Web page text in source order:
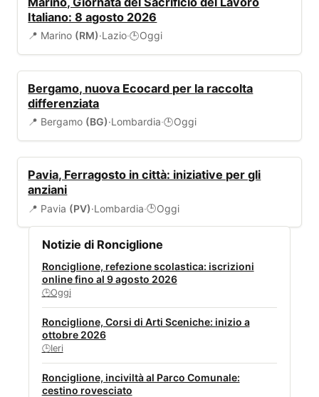
Italiano: 8 agosto 2026
📍 Marino (RM)·Lazio·🕒Oggi
Bergamo, nuova Ecocard per la raccolta
differenziata
📍 Bergamo (BG)·Lombardia·🕒Oggi
Pavia, Ferragosto in città: iniziative per gli
anziani
📍 Pavia (PV)·Lombardia·🕒Oggi
Notizie di Ronciglione
Ronciglione, refezione scolastica: iscrizioni
online fino al 9 agosto 2026
🕒Oggi
Ronciglione, Corsi di Arti Sceniche: inizio a
ottobre 2026
🕒Ieri
Ronciglione, inciviltà al Parco Comunale:
cestino rovesciato